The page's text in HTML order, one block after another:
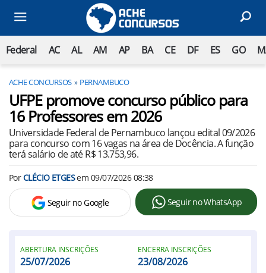
Federal AC AL AM AP BA CE DF ES GO
ACHE CONCURSOS PERNAMBUCO
UFPE promove concurso público para
16 Professores em 2026
Universidade Federal de Pernambuco lançou edital 09/2026
para concurso com 16 vagas na área de Docência. A função
terá salário de até R$ 13.753,96.
PorCLÉCIO ETGESem 09/07/2026 08:38
Seguir no Google Seguir no WhatsApp
ABERTURA INSCRIÇÕES
25/07/2026
ENCERRA INSCRIÇÕES
23/08/2026